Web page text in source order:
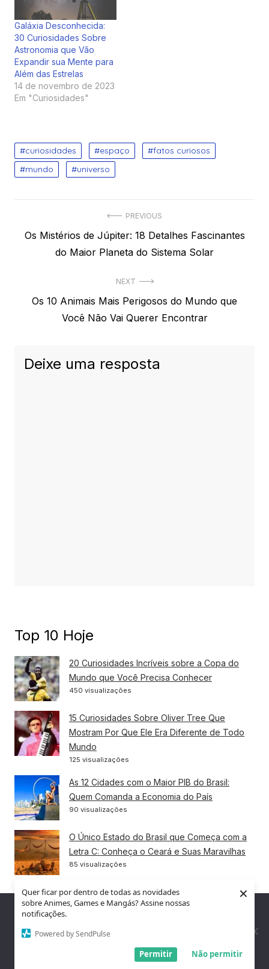
Quer ficar por dentro de todas as novidades
sobre Animes, Games e Mangás? Assine nossas
notificações.
Powered by SendPulse
Não permitir
Permitir
×
Galáxia Desconhecida:
30 Curiosidades Sobre
Astronomia que Vão
Expandir sua Mente para
Além das Estrelas
14 de novembro de 2023
Em "Curiosidades"
curiosidades espaço
fatos curiosos
mundo
universo
de
PREVIOUS
Previous
Os Mistérios de Júpiter: 18 Detalhes Fascinantes
do Maior Planeta do Sistema Solar
NEXT
NextOs 10 Animais Mais Perigosos do Mundo que
Você Não Vai Querer Encontrar
Deixe uma resposta
Top 10 Hoje
20 Curiosidades Incríveis sobre a Copa do
Mundo que Você Precisa Conhecer
450 visualizações
15 Curiosidades Sobre Oliver Tree Que
Mostram Por Que Ele Era Diferente de Todo
Mundo
125 visualizações
As 12 Cidades com o Maior PIB do Brasil:
Quem Comanda a Economia do País
90 visualizações
O Único Estado do Brasil que Começa com a
Letra C: Conheça o Ceará e Suas Maravilhas
85 visualizações
A História da Copa do Mundo: De 1930 ao
Maior Torneio de Todos os Tempos em 2026
10 Coisas Bizarras que Só Acontecem no
Brasil — e que o Mundo Não Entende
Nós utilizamos cookies para garantir que você tenha a melhor
experiência em nosso site. Se você continua a usar este site,
assumimos que você está satisfeito.
Entendi!